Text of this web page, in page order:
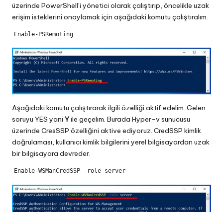
üzerinde PowerShell’i yönetici olarak çalıştırıp, öncelikle uzak
erişim isteklerini onaylamak için aşağıdaki komutu çalıştıralım.
Enable-PSRemoting
Aşağıdaki komutu çalıştırarak ilgili özelliği aktif edelim. Gelen
soruyu YES yani Yile geçelim. Burada Hyper-v sunucusu
üzerinde CresSSP özelliğini aktive ediyoruz. CredSSP kimlik
doğrulaması, kullanıcı kimlik bilgilerini yerel bilgisayardan uzak
bir bilgisayara devreder.
Enable-WSManCredSSP -role server